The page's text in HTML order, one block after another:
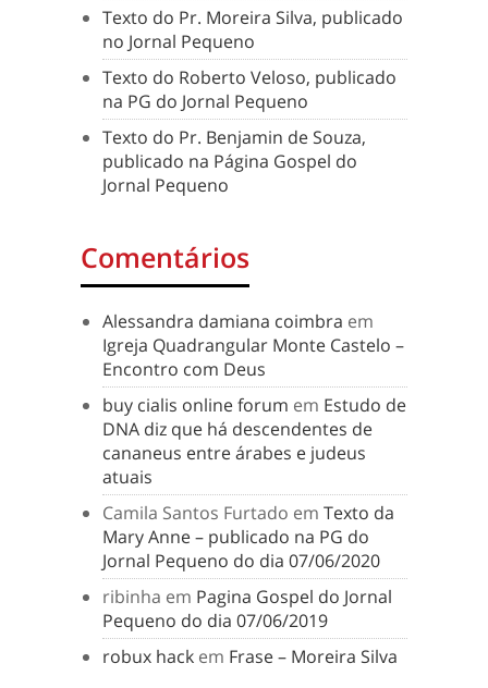
Texto do Pr. Moreira Silva, publicado
no Jornal Pequeno
Texto do Roberto Veloso, publicado
na PG do Jornal Pequeno
Texto do Pr. Benjamin de Souza,
publicado na Página Gospel do
Jornal Pequeno
Comentários
Alessandra damiana coimbra em
Igreja Quadrangular Monte Castelo –
Encontro com Deus
buy cialis online forum em Estudo de
DNA diz que há descendentes de
cananeus entre árabes e judeus
atuais
Camila Santos Furtado em Texto da
Mary Anne – publicado na PG do
Jornal Pequeno do dia 07/06/2020
ribinha em Pagina Gospel do Jornal
Pequeno do dia 07/06/2019
robux hack em Frase – Moreira Silva